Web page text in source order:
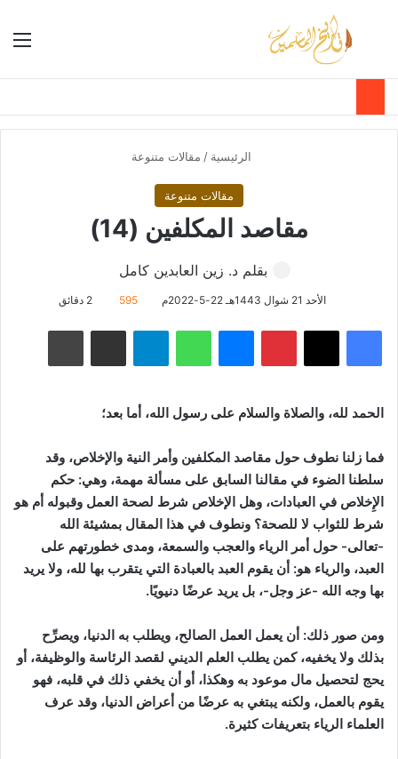
الوضع بحث عن
الرئيسية / مقالات متنوعة
مقالات متنوعة
مقاصد المكلفين (14)
بقلم د. زين العابدين كامل
الأحد 21 شوال 1443هـ 22-5-2022م 595
فيسبوك ‫X بينتيريستماسنجر واتساب تيلقرام مشاركة عبر البريد طباعة
الحمد لله، والصلاة والسلام على رسول الله، أما بعد؛
فما زلنا نطوف حول مقاصد المكلفين وأمر النية والإخلاص، وقد
سلطنا الضوء في مقالنا السابق على مسألة مهمة، وهي: حكم
الإِخلاص في العبادات، وهل الإخلاص شرط لصحة العمل وقبوله أم هو
شرط للثواب لا للصحة؟ ونطوف في هذا المقال بمشيئة الله
-تعالى- حول أمر الرياء والعجب والسمعة، ومدى خطورتهم على
العبد، والرياء هو: أن يقوم العبد بالعبادة التي يتقرب بها لله، ولا يريد
بها وجه الله -عز وجل-، بل يريد عرضًا دنيويًا.
ومن صور ذلك: أن يعمل العمل الصالح، ويطلب به الدنيا، ويصرِّح
بذلك ولا يخفيه، كمن يطلب العلم الديني لقصد الرئاسة والوظيفة، أو
يحج لتحصيل مال موعود به وهكذا، أو أن يخفي ذلك في قلبه، فهو
يقوم بالعمل، ولكنه يبتغي به عرضًا من أعراض الدنيا، وقد عرف
العلماء الرياء بتعريفات كثيرة.